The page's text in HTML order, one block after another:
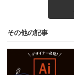
その他の記事